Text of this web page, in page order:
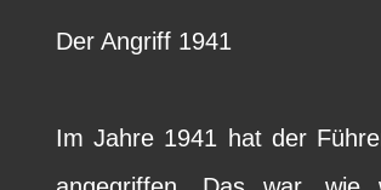
Der Angriff 1941
Im Jahre 1941 hat der